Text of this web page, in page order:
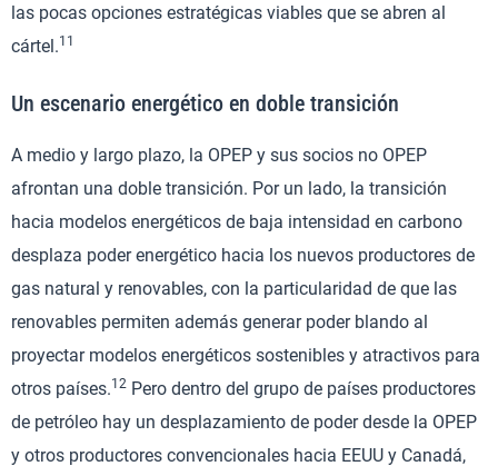
las pocas opciones estratégicas viables que se abren al
cártel.11
Un escenario energético en doble transición
A medio y largo plazo, la OPEP y sus socios no OPEP
afrontan una doble transición. Por un lado, la transición
hacia modelos energéticos de baja intensidad en carbono
desplaza poder energético hacia los nuevos productores de
gas natural y renovables, con la particularidad de que las
renovables permiten además generar poder blando al
proyectar modelos energéticos sostenibles y atractivos para
otros países.12 Pero dentro del grupo de países productores
de petróleo hay un desplazamiento de poder desde la OPEP
y otros productores convencionales hacia EEUU y Canadá,